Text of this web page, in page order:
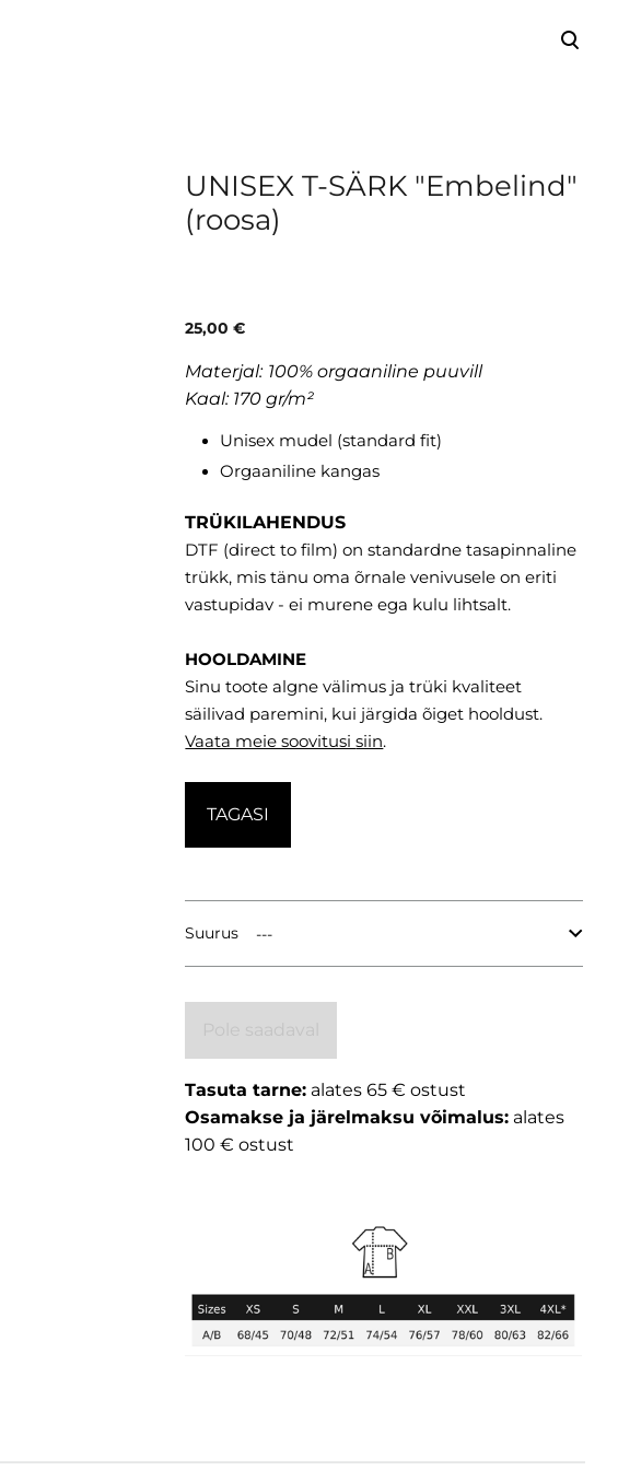
UNISEX T-SÄRK "Embelind"
(roosa)
25,00 €
Materjal: 100% orgaaniline puuvill
Kaal: 170 gr/m²
Unisex mudel (standard fit)
Orgaaniline kangas
TRÜKILAHENDUS
DTF (direct to film) on standardne tasapinnaline
trükk, mis tänu oma õrnale venivusele on eriti
vastupidav - ei murene ega kulu lihtsalt.
HOOLDAMINE
Sinu toote algne välimus ja trüki kvaliteet
säilivad paremini, kui järgida õiget hooldust.
Vaata meie soovitusisiin.
TAGASI
Suurus
Tasuta tarne: alates 65 € ostust
Osamakse ja järelmaksu võimalus: alates
100 € ostust